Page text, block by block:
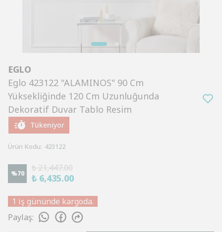
EGLO
Eglo 423122 "ALAMINOS" 90 Cm
Yüksekliğinde 120 Cm Uzunluğunda
Dekoratif Duvar Tablo Resim
Tükeniyor
Ürün Kodu: 423122
%70
₺ 21,447.00
₺ 6,435.00
1 iş gününde kargoda.
Paylaş: